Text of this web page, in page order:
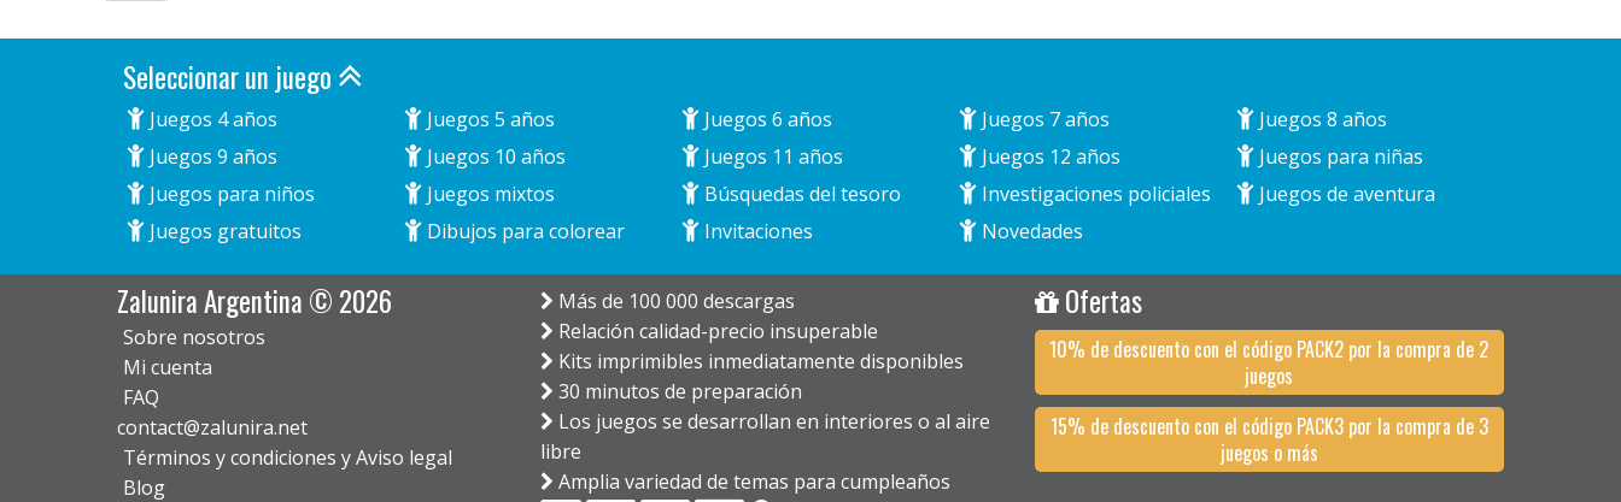
Seleccionar un juego
Juegos 4 años Juegos 5 años Juegos 6 años Juegos 7 años
Juegos 8 años
Juegos 9 años
Juegos 10 años Juegos 11 años Juegos 12 años
Juegos para niñas
Juegos para niños
Juegos mixtos Búsquedas del tesoro Investigaciones policiales
Juegos de aventura
Juegos gratuitos
Dibujos para colorear Invitaciones Novedades
Zalunira Argentina © 2026
Sobre nosotros
Mi cuenta
FAQ
contact@zalunira.net
Términos y condiciones y Aviso legal
Blog
Más de 100 000 descargas
Relación calidad-precio insuperable
Kits imprimibles inmediatamente disponibles
30 minutos de preparación
Los juegos se desarrollan en interiores o al aire
libre
Amplia variedad de temas para cumpleaños
Ofertas
10% de descuento con el código PACK2 por la compra de 2
juegos
15% de descuento con el código PACK3 por la compra de 3
juegos o más